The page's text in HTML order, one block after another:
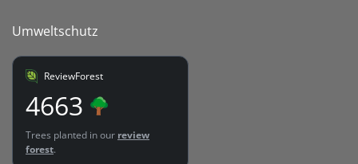
Umweltschutz
ReviewForest
4663
Trees planted in our review
forest.